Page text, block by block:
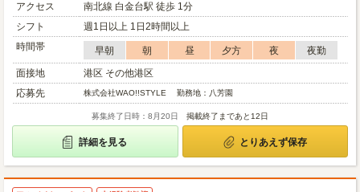
アクセス
南北線 白金台駅 徒歩 1分
シフト
週1日以上 1日2時間以上
時間帯
早朝 朝 昼 夕方 夜
夜勤
面接地
港区 その他港区
応募先
株式会社WAO!!STYLE 勤務地：八芳園
募集終了日時：8月20日 掲載終了まであと12日
詳細を見る とりあえず保存